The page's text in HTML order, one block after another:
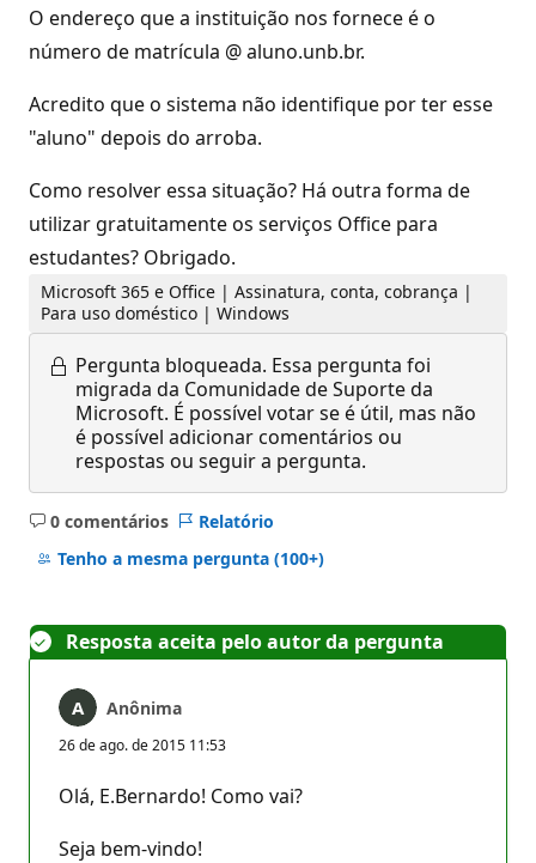
O endereço que a instituição nos fornece é o
número de matrícula @ aluno.unb.br.
Acredito que o sistema não identifique por ter esse
"aluno" depois do arroba.
Como resolver essa situação? Há outra forma de
utilizar gratuitamente os serviços Office para
estudantes? Obrigado.
Microsoft 365 e Office | Assinatura, conta, cobrança |
Para uso doméstico | Windows
Pergunta bloqueada. Essa pergunta foi
migrada da Comunidade de Suporte da
Microsoft. É possível votar se é útil, mas não
é possível adicionar comentários ou
respostas ou seguir a pergunta.
0 comentários
Sem
comentários
Relatório
Tenho a mesma pergunta (100+)
Resposta aceita pelo autor da pergunta
Anônima
26 de ago. de 2015 11:53
Olá, E.Bernardo! Como vai?
Seja bem-vindo!